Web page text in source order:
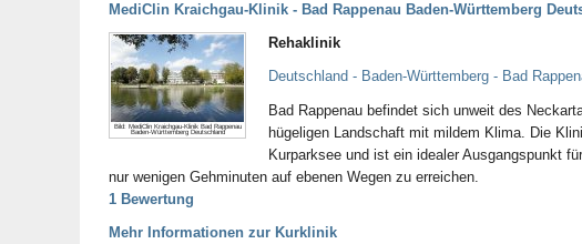
MediClin Kraichgau-Klinik - Bad Rappenau Baden-Württemberg
Bild: MediClin Kraichgau-Klinik Bad Rappenau
Baden-Württemberg Deutschland
Rehaklinik
Deutschland - Baden-Württemberg - Bad
Bad Rappenau befindet sich unweit des
hügeligen Landschaft mit mildem Klima. Die
Kurparksee und ist ein idealer Ausgangspunkt
nur wenigen Gehminuten auf ebenen Wegen zu erreichen.
1 Bewertung
Mehr Informationen zur Kurklinik